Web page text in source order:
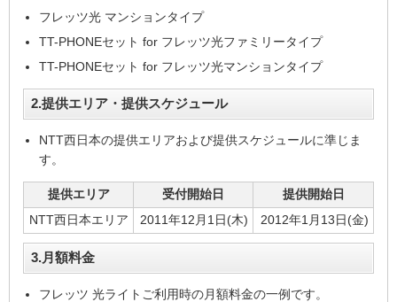
フレッツ光 マンションタイプ
TT-PHONEセット for フレッツ光ファミリータイプ
TT-PHONEセット for フレッツ光マンションタイプ
2.提供エリア・提供スケジュール
NTT西日本の提供エリアおよび提供スケジュールに準じま
す。
提供エリア 受付開始日
提供開始日
NTT西日本エリア
2011年12月1日(木) 2012年1月13日(金)
3.月額料金
フレッツ 光ライトご利用時の月額料金の一例です。